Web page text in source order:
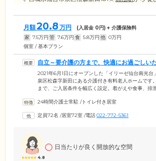
月額20.8 万円 (入居金 0円) + 介護保険料
家 7.5万円 管 7.6万円 食 5.8万円 他 0万円
個室 / 基本プラン
自立～要介護の方まで、快適にお過ごしい
す
2021年6月1日にオープンした「イリーゼ仙台南光台
泉区松森字新田にある介護付き有料老人ホームです
まで、ご入居条件を幅広く設定。着がえや食事、排
快適にお過ごしいただけるよう居住空間を整備して
駐。身体的な介護サポートはもちろんこと、アクテ
24時間介護士常駐 /トイレ付き居室
定員72名 /居室72室 /電話022-772-5361
4.8
日当たりが良く開放的な空間